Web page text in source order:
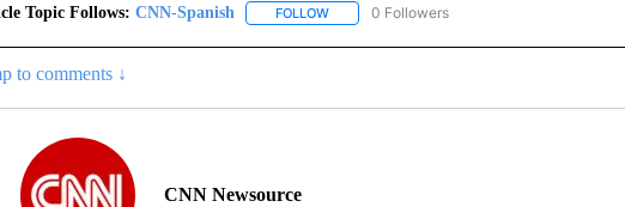
Topic Follows: CNN-Spanish FOLLOWFOLLOW "CNN-SPANISH" TO RECEIVE
0 Followers
to comments ↓
CNN Newsource